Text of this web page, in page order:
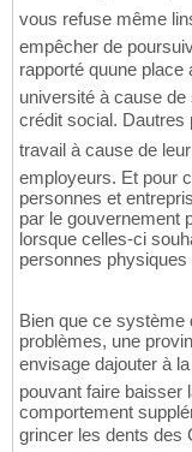
vous refuse même
empêcher de
rapporté quune
université à cause
crédit social.
travail à cause de
employeurs. Et pour
personnes et
par le gouvernement
lorsque celles-ci
personnes physiques
Bien que ce système
problèmes, une
envisage dajouter à
pouvant faire baisser
comportement
grincer les dents des